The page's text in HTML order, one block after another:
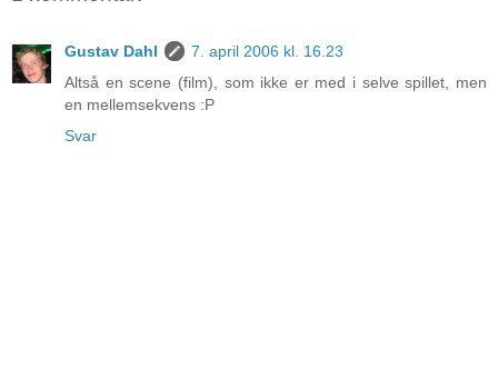
Gustav Dahl
7. april 2006 kl. 16.23
Altså en scene (film), som ikke er med i selve spillet, men
en mellemsekvens :P
Svar